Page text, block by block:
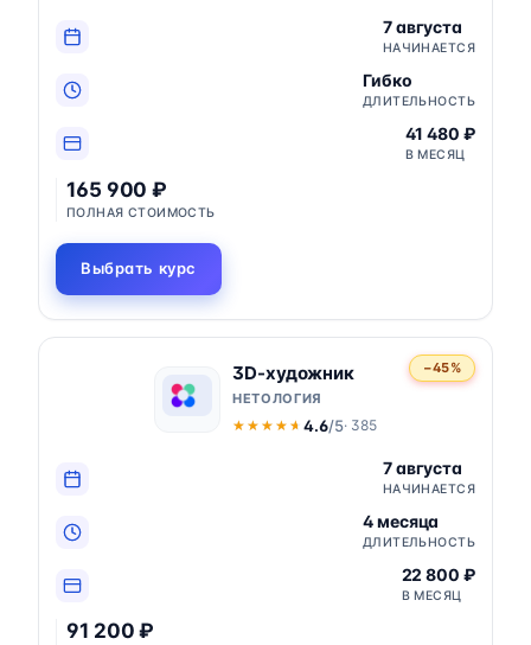
7 августа
НАЧИНАЕТСЯ
Гибко
ДЛИТЕЛЬНОСТЬ
41 480 ₽
В МЕСЯЦ
165 900 ₽
ПОЛНАЯ СТОИМОСТЬ
Выбрать курс
−45%
3D-художник
НЕТОЛОГИЯ
★★★★★
★★★★★ 4.6/5· 385
7 августа
НАЧИНАЕТСЯ
4 месяца
ДЛИТЕЛЬНОСТЬ
22 800 ₽
В МЕСЯЦ
91 200 ₽